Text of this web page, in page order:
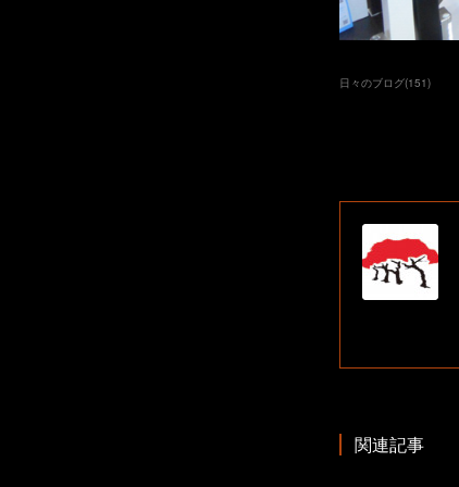
日々のブログ(151)
関連記事